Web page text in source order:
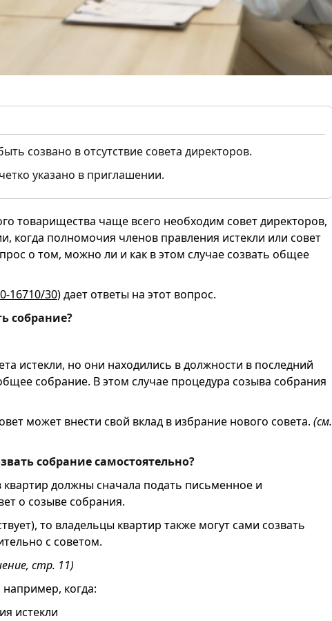
созвано в отсутствие совета директоров.
указано в приглашении.
товарищества чаще всего необходим совет директоров,
когда полномочия членов правления истекли или совет
о том, можно ли и как в этом случае созвать общее
16710/30) дает ответы на этот вопрос.
собрание?
истекли, но они находились в должности в последний
собрание. В этом случае процедура созыва собрания
может внести свой вклад в избрание нового совета. (см.
собрание самостоятельно?
должны сначала подать письменное и
о созыве собрания.
то владельцы квартир также могут сами созвать
с советом.
стр. 11)
когда:
истекли